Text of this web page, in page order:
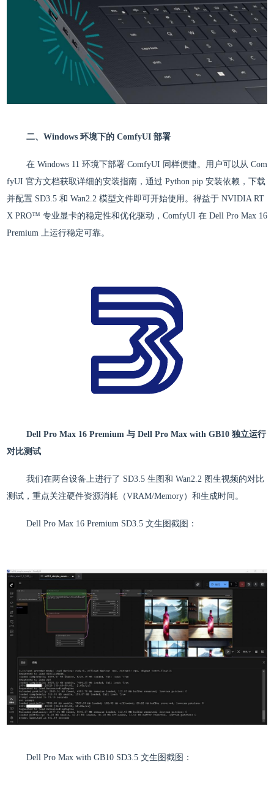
二、Windows 环境下的 ComfyUI 部署
在 Windows 11 环境下部署 ComfyUI 同样便捷。用户可以从 Com
fyUI 官方文档获取详细的安装指南，通过 Python pip 安装依赖，下载
并配置 SD3.5 和 Wan2.2 模型文件即可开始使用。得益于 NVIDIA RT
X PRO™ 专业显卡的稳定性和优化驱动，ComfyUI 在 Dell Pro Max 16
Premium 上运行稳定可靠。
Dell Pro Max 16 Premium 与 Dell Pro Max with GB10 独立运行
对比测试
我们在两台设备上进行了 SD3.5 生图和 Wan2.2 图生视频的对比
测试，重点关注硬件资源消耗（VRAM/Memory）和生成时间。
Dell Pro Max 16 Premium SD3.5 文生图截图：
Dell Pro Max with GB10 SD3.5 文生图截图：